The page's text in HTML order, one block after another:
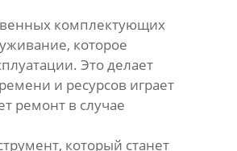
комплектующих
которое
Это делает
и ресурсов играет
ремонт в случае
который станет